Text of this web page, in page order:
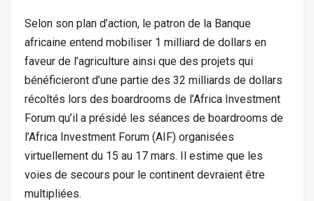
Selon son plan d’action, le patron de la Banque
africaine entend mobiliser 1 milliard de dollars en
faveur de l’agriculture ainsi que des projets qui
bénéficieront d’une partie des 32 milliards de dollars
récoltés lors des boardrooms de l’Africa Investment
Forum qu’il a présidé les séances de boardrooms de
l’Africa Investment Forum (AIF) organisées
virtuellement du 15 au 17 mars. Il estime que les
voies de secours pour le continent devraient être
multipliées.